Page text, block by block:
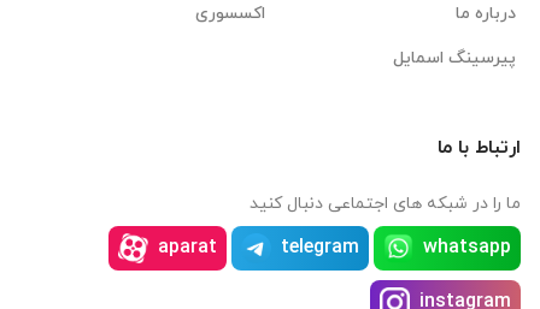
درباره ما
پیرسینگ اسمایل
اکسسوری
ارتباط با ما
ما را در شبکه های اجتماعی دنبال کنید
whatsapp
telegram
aparat
instagram